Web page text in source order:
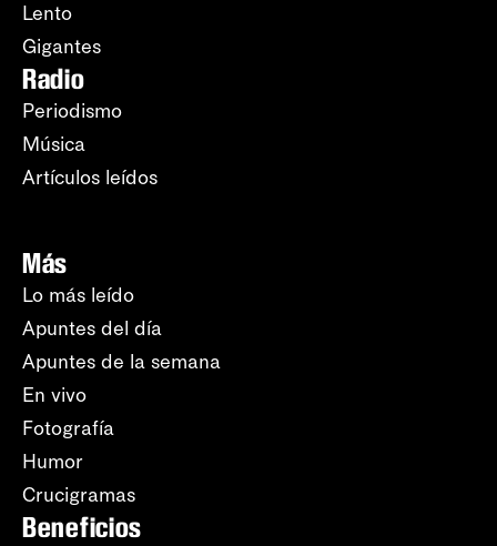
Lento
Gigantes
Radio
Periodismo
Música
Artículos leídos
Más
Lo más leído
Apuntes del día
Apuntes de la semana
En vivo
Fotografía
Humor
Crucigramas
Beneficios